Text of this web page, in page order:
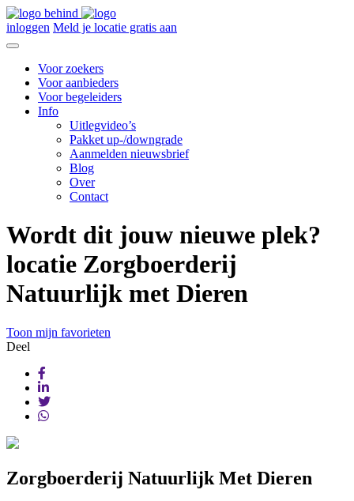
inloggen Meld je locatie gratis aan
Voor zoekers
Voor aanbieders
Voor begeleiders
Info
Uitlegvideo’s
Pakket up-/downgrade
Aanmelden nieuwsbrief
Blog
Over
Contact
Wordt dit jouw nieuwe plek?
locatie Zorgboerderij
Natuurlijk met Dieren
Toon mijn favorieten
Deel
Zorgboerderij Natuurlijk Met Dieren